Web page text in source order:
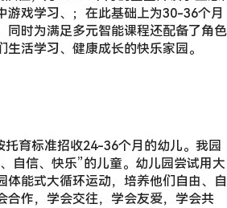
育标准招收24-36个月的幼儿。我园
自信、快乐”的儿童。幼儿园尝试用大
能式大循环运动，培养他们自由、自
年取得托育机构备案，倡导科学育儿理
心托付的驿站、给教师专业提升的高
循儿童年龄特征，尊重儿童发展规律，